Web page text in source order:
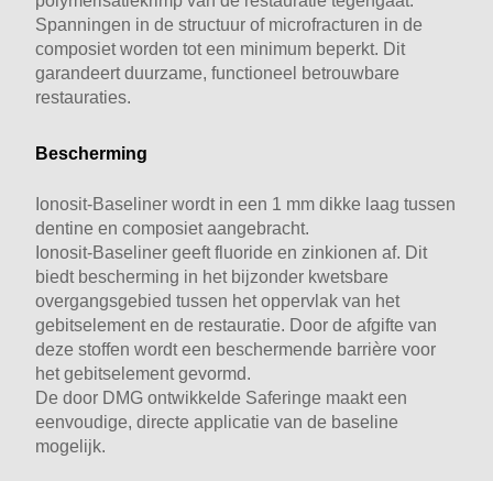
opgevuld. Spanningen in het grensgebied met de
dentine kunnen zo worden vermeden.
Spanningen in de structuur of microfracturen in de
composiet worden tot een minimum beperkt. Dit
garandeert duurzame, functioneel betrouwbare
restauraties.
Bescherming
Ionosit-Baseliner wordt in een 1 mm dikke laag tussen
dentine en composiet aangebracht.
Ionosit-Baseliner geeft fluoride en zinkionen af. Dit
biedt bescherming in het bijzonder kwetsbare
overgangsgebied tussen het oppervlak van het
gebitselement en de restauratie. Door de afgifte van
deze stoffen wordt een beschermende barrière voor
het gebitselement gevormd.
De door DMG ontwikkelde Saferinge maakt een
eenvoudige, directe applicatie van de baseline
mogelijk.